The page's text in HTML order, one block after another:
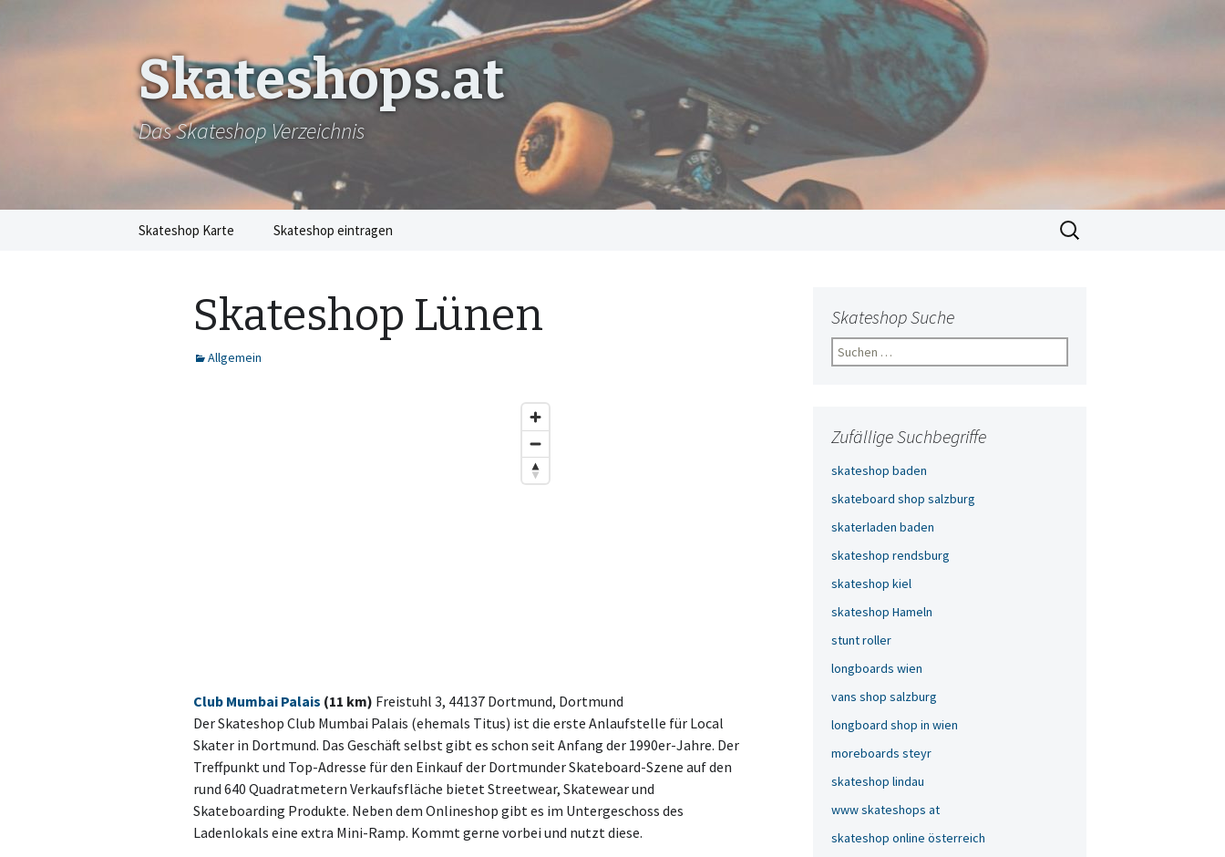
Skateshops.at
Das Skateshop Verzeichnis
Skateshop Karte Skateshop eintragen
Suchen
nach:
Skateshop Lünen
Allgemein
Club Mumbai Palais (11 km) Freistuhl 3, 44137 Dortmund, Dortmund
Der Skateshop Club Mumbai Palais (ehemals Titus) ist die erste Anlaufstelle für Local
Skater in Dortmund. Das Geschäft selbst gibt es schon seit Anfang der 1990er-Jahre. Der
Treffpunkt und Top-Adresse für den Einkauf der Dortmunder Skateboard-Szene auf den
rund 640 Quadratmetern Verkaufsfläche bietet Streetwear, Skatewear und
Skateboarding Produkte. Neben dem Onlineshop gibt es im Untergeschoss des
Ladenlokals eine extra Mini-Ramp. Kommt gerne vorbei und nutzt diese.
Skateshop Suche
Suchen
nach:
Zufällige Suchbegriffe
skateshop baden
skateboard shop salzburg
skaterladen baden
skateshop rendsburg
skateshop kiel
skateshop Hameln
stunt roller
longboards wien
vans shop salzburg
longboard shop in wien
moreboards steyr
skateshop lindau
www skateshops at
skateshop online österreich